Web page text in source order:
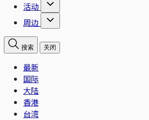
活动
周边
搜索 关闭
最新
国际
大陆
香港
台湾